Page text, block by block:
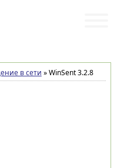
в сети »WinSent 3.2.8